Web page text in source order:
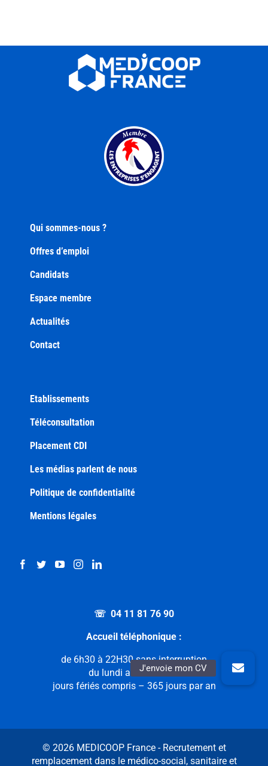
Qui sommes-nous ?
Offres d’emploi
Candidats
Espace membre
Actualités
Contact
Etablissements
Téléconsultation
Placement CDI
Les médias parlent de nous
Politique de confidentialité
Mentions légales
☏ 04 11 81 76 90
Accueil téléphonique :
de 6h30 à 22H30 sans interruption
du lundi au dimanche
jours fériés compris – 365 jours par an
© 2026 MEDICOOP France - Recrutement et
remplacement dans le médico-social, sanitaire et